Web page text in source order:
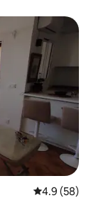
Calificación
4.9 (58)